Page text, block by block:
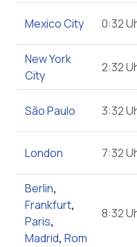
Mexico City 0:32
New York
City
2:32
São Paulo 3:32
London 7:32
Berlin,
Frankfurt,
Paris,
Madrid, Rom
8:32